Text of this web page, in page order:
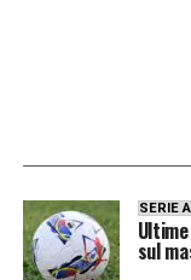
momento
parte
soltanto con
ottenere
SERIE A
sul